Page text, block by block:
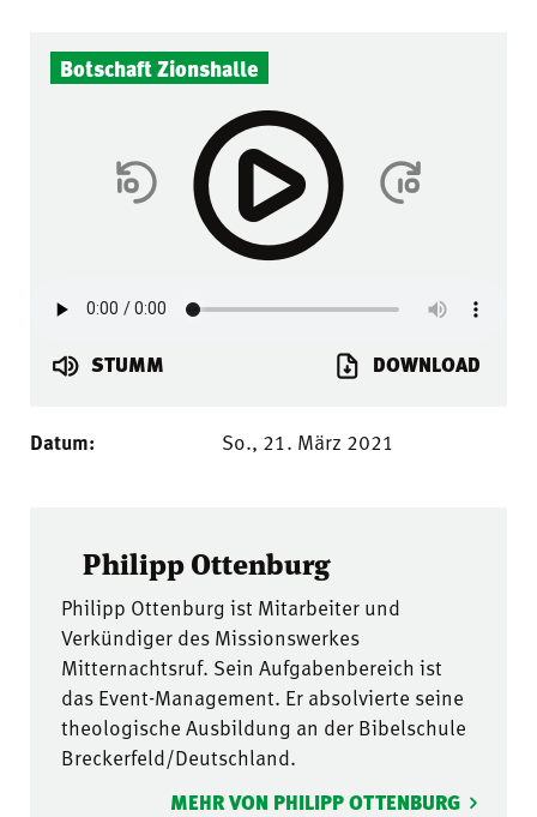
Botschaft Zionshalle
STUMM DOWNLOAD
Datum: So., 21. März 2021
Philipp Ottenburg
Philipp Ottenburg ist Mitarbeiter und
Verkündiger des Missionswerkes
Mitternachtsruf. Sein Aufgabenbereich ist
das Event-Management. Er absolvierte seine
theologische Ausbildung an der Bibelschule
Breckerfeld/Deutschland.
MEHR VON PHILIPP OTTENBURG